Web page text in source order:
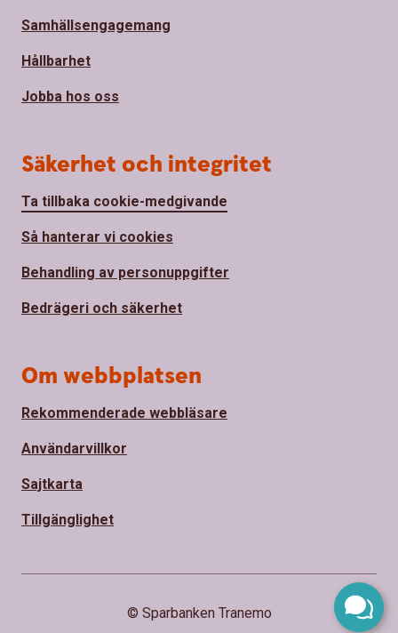
Samhällsengagemang
Hållbarhet
Jobba hos oss
Säkerhet och integritet
Ta tillbaka cookie-medgivande
Så hanterar vi cookies
Behandling av personuppgifter
Bedrägeri och säkerhet
Om webbplatsen
Rekommenderade webbläsare
Användarvillkor
Sajtkarta
Tillgänglighet
© Sparbanken Tranemo